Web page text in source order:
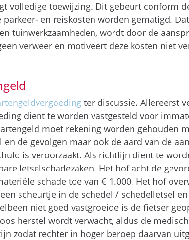
volledige toewijzing. Dit gebeurt conform
parkeer- en reiskosten worden gematigd.
tuinwerkzaamheden, wordt door de
verweer en motiveert deze kosten niet
ter discussie. Allereerst
dient te worden vastgesteld voor
moet rekening worden gehouden
en de gevolgen maar ook de aard van de
is veroorzaakt. Als richtlijn dient te
letselschadezaken. Het hof acht de
schade toe van € 1.000. Het hof
scheurtje in de schedel / schedelletsel
niet goed vastgroeide is de fietser
herstel wordt verwacht, aldus de
zodat rechter in hoger beroep daarvan